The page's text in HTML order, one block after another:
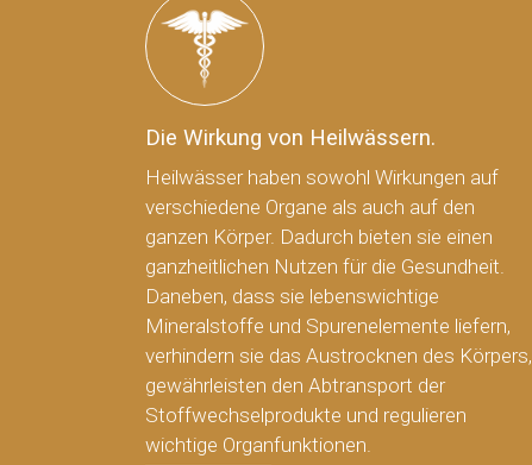
Die Wirkung von Heilwässern.
Heilwässer haben sowohl Wirkungen auf
verschiedene Organe als auch auf den
ganzen Körper. Dadurch bieten sie einen
ganzheitlichen Nutzen für die Gesundheit.
Daneben, dass sie lebenswichtige
Mineralstoffe und Spurenelemente liefern,
verhindern sie das Austrocknen des Körpers,
gewährleisten den Abtransport der
Stoffwechselprodukte und regulieren
wichtige Organfunktionen.